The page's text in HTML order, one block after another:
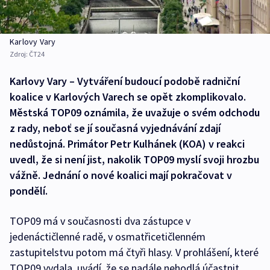
Karlovy Vary
Zdroj: ČT24
Karlovy Vary – Vytváření budoucí podobě radniční
koalice v Karlových Varech se opět zkomplikovalo.
Městská TOP09 oznámila, že uvažuje o svém odchodu
z rady, neboť se jí současná vyjednávání zdají
nedůstojná. Primátor Petr Kulhánek (KOA) v reakci
uvedl, že si není jist, nakolik TOP09 myslí svoji hrozbu
vážně. Jednání o nové koalici mají pokračovat v
pondělí.
TOP09 má v současnosti dva zástupce v
jedenáctičlenné radě, v osmatřicetičlenném
zastupitelstvu potom má čtyři hlasy. V prohlášení, které